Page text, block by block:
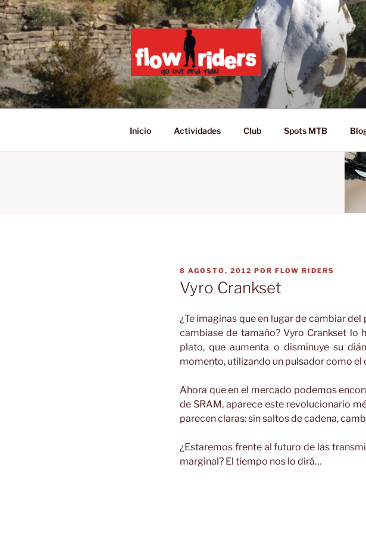
Saltar
al
contenido
GO OUT AND RIDE!
Inicio Actividades Club Spots MTB
PUBLICADO
EL
8 AGOSTO, 2012 POR FLOW RIDERS
Vyro Crankset
¿Te imaginas que en lugar de cambiar
cambiase de tamaño? Vyro Crankset lo
plato, que aumenta o disminuye su
momento, utilizando un pulsador como el
Ahora que en el mercado podemos
de SRAM, aparece este revolucionario
parecen claras: sin saltos de cadena,
¿Estaremos frente al futuro de las
marginal? El tiempo nos lo dirá…